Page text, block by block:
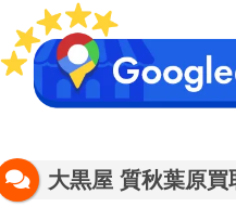
大黒屋 質秋葉原